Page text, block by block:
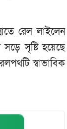
রেল লাইলেন
সড়ে সৃষ্টি হয়েছে
স্বাভাবিক